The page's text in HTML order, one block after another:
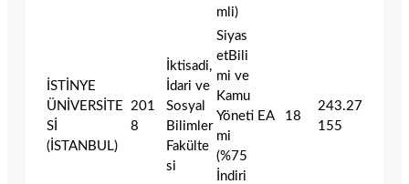
mli)
İSTİNYE
ÜNİVERSİTE
Sİ
(İSTANBUL)
201
8
İktisadi,
İdari ve
Sosyal
Bilimler
Fakülte
si
Siyas
etBili
mi ve
Kamu
Yöneti
mi
(%75
İndiri
EA 18
243.27
155